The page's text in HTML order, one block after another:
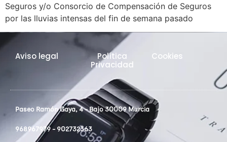
Seguros y/o Consorcio de Compensación de Seguros
por las lluvias intensas del fin de semana pasado
Aviso legal
Política
Privacidad
Cookies
Paseo Ramón Gaya, 4 - Bajo 30009 Murcia
968967979 - 902732363